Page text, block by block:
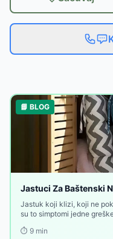
📘 BLOG
Jastuci Za Baštenski
Jastuk koji klizi, koji ne
su to simptomi jedne
⏱️ 9 min